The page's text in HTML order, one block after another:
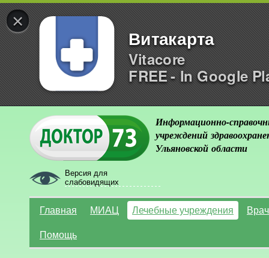
×
Витакарта
Vitacore
FREE - In Google
Версия для
слабовидящих
Информационно-
учреждений
Ульяновской области
Главная МИАЦ Лечебные учреждения
Помощь